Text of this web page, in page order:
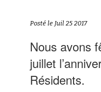
Posté le Juil 25 2017
Nous avons
juillet
Résidents.